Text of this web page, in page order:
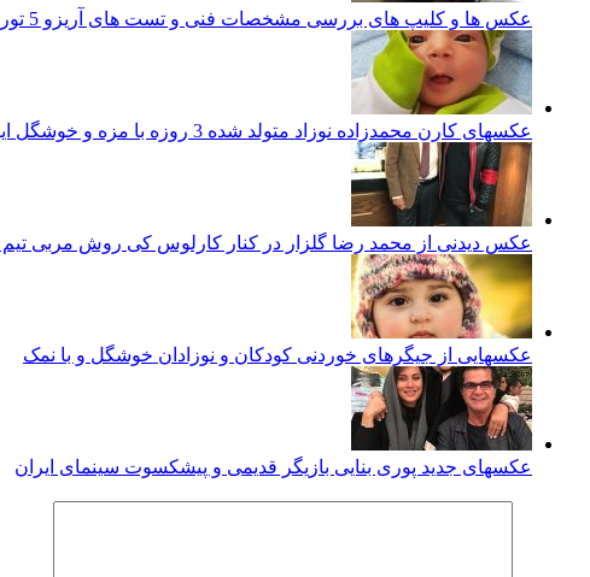
عکس ها و کلیپ های بررسی مشخصات فنی و تست های آریزو 5 توربو
عکسهای کارن محمدزاده نوزاد متولد شده 3 روزه با مزه و خوشگل ایرانی
عکس دیدنی از محمد رضا گلزار در کنار کارلوس کی روش مربی
عکسهایی از جیگرهای خوردنی کودکان و نوزادان خوشگل و با نمک
عکسهای جدید پوری بنایی بازیگر قدیمی و پیشکسوت سینمای ایران